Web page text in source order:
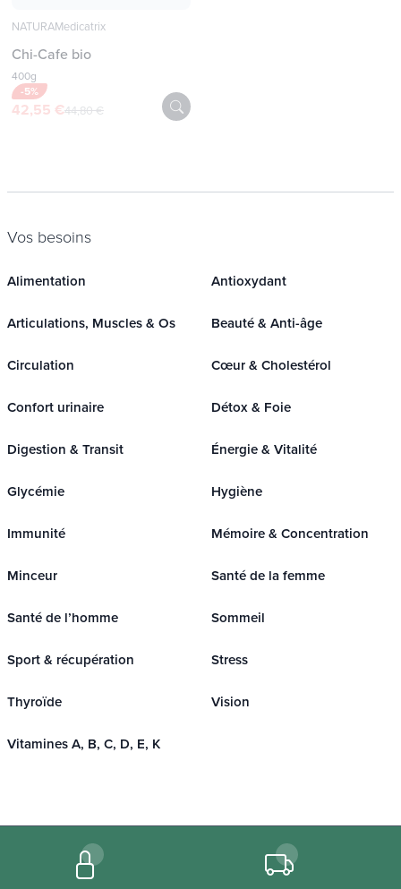
NATURAMedicatrix
Chi-Cafe bio
400g
-5%
42,55 €44,80 €
Vos besoins
Alimentation Antioxydant
Articulations, Muscles & Os Beauté & Anti-âge
Circulation Cœur & Cholestérol
Confort urinaire Détox & Foie
Digestion & Transit Énergie & Vitalité
Glycémie Hygiène
Immunité Mémoire & Concentration
Minceur Santé de la femme
Santé de l’homme Sommeil
Sport & récupération Stress
Thyroïde Vision
Vitamines A, B, C, D, E, K